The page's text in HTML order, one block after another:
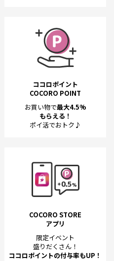
ココロポイント
COCORO POINT
お買い物で最大4.5%
もらえる！
ポイ活でおトク♪
COCORO STORE
アプリ
限定イベント
盛りだくさん！
ココロポイントの付与率もUP！